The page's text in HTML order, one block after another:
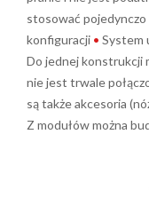
stosować pojedynczo
konfiguracji • System
Do jednej konstrukcji
nie jest trwale
są także akcesoria
Z modułów można